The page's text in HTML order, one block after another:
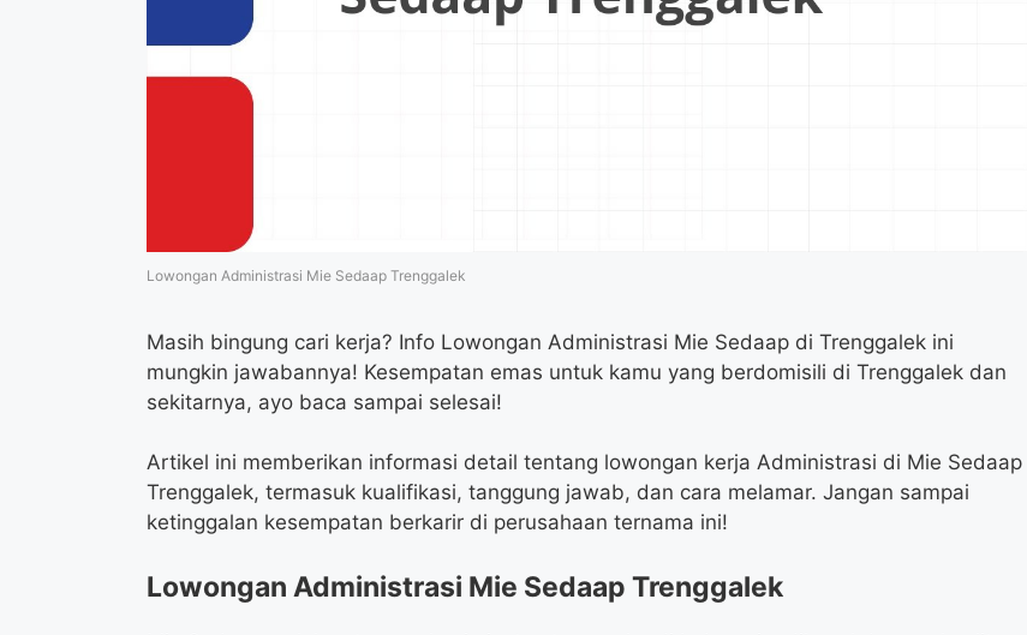
Lowongan Administrasi Mie Sedaap Trenggalek
Masih bingung cari kerja? Info Lowongan Administrasi Mie Sedaap di Trenggalek ini
mungkin jawabannya! Kesempatan emas untuk kamu yang berdomisili di Trenggalek dan
sekitarnya, ayo baca sampai selesai!
Artikel ini memberikan informasi detail tentang lowongan kerja Administrasi di Mie Sedaap
Trenggalek, termasuk kualifikasi, tanggung jawab, dan cara melamar. Jangan sampai
ketinggalan kesempatan berkarir di perusahaan ternama ini!
Lowongan Administrasi Mie Sedaap Trenggalek